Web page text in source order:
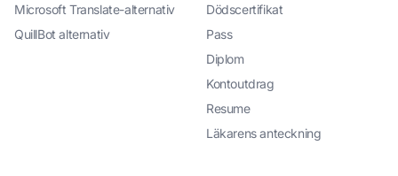
Microsoft Translate-alternativ
QuillBot alternativ
Dödscertifikat
Pass
Diplom
Kontoutdrag
Resume
Läkarens anteckning